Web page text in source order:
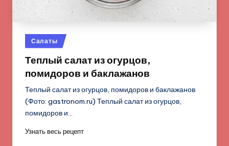
Опубликовано
в
Салаты
Теплый салат из огурцов,
помидоров и баклажанов
Теплый салат из огурцов, помидоров и баклажанов
(Фото: gastronom.ru) Теплый салат из огурцов,
помидоров и…
Узнать весь рецепт